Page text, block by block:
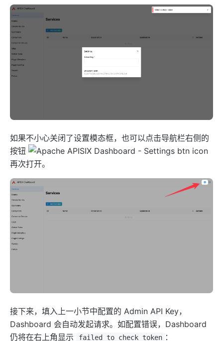
opentelemetry
Metrics
http-logger
skywalking-logger
tcp-logger
kafka-logger
udp-logger
clickhouse-logger
google-cloud-logging
splunk-hec-logging
file-logger
loggly
如果不小心关闭了设置模态框，也可以点击导航栏右侧的
按钮
再次打开。
接下来，填入上一小节中配置的 Admin API Key，
Dashboard 会自动发起请求。如配置错误，Dashboard
仍将在右上角显示
failed to check token ：